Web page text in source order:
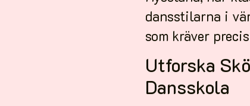
dansstilarna i
som kräver
Utforska
Dansskola